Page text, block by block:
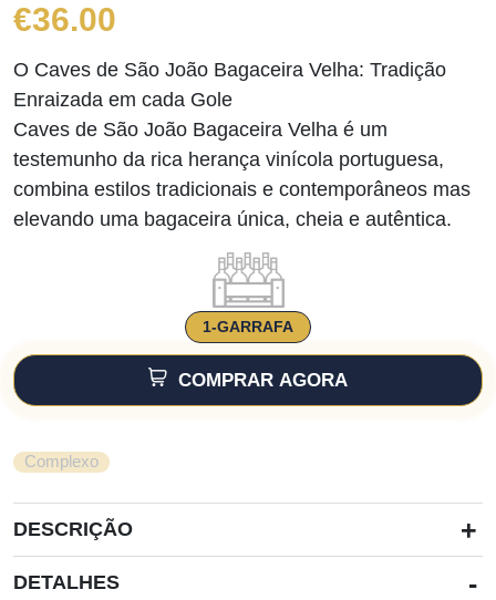
€36.00
O Caves de São João Bagaceira Velha: Tradição
Enraizada em cada Gole
Caves de São João Bagaceira Velha é um
testemunho da rica herança vinícola portuguesa,
combina estilos tradicionais e contemporâneos mas
elevando uma bagaceira única, cheia e autêntica.
1-GARRAFA
COMPRAR AGORA
Complexo
DESCRIÇÃO +
DETALHES -